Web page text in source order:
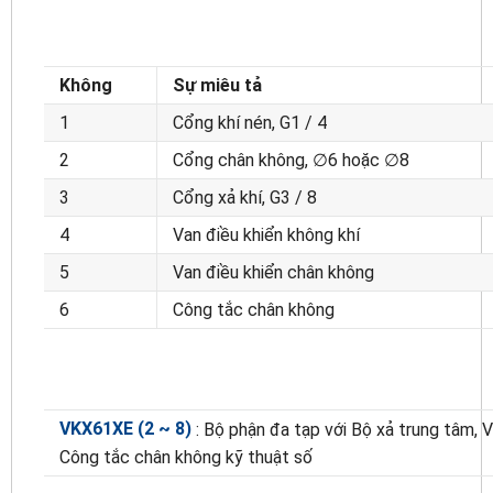
Không
Sự miêu tả
1
Cổng khí nén, G1 / 4
2
Cổng chân không, ∅6 hoặc ∅8
3
Cổng xả khí, G3 / 8
4
Van điều khiển không khí
5
Van điều khiển chân không
6
Công tắc chân không
VKX61XE (2 ~ 8) : Bộ phận đa tạp với Bộ xả trung tâm,
Công tắc chân không kỹ thuật số